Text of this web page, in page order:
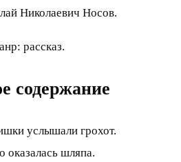
Николаевич Носов.
рассказ.
содержание
услышали грохот.
оказалась шляпа.